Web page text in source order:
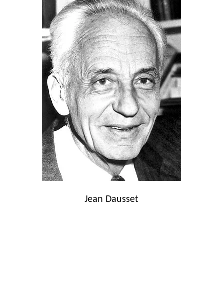
Jean Dausset